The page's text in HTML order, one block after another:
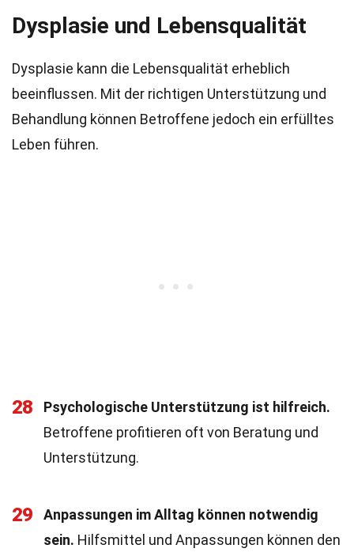
Dysplasie und Lebensqualität
Dysplasie kann die Lebensqualität erheblich
beeinflussen. Mit der richtigen Unterstützung und
Behandlung können Betroffene jedoch ein erfülltes
Leben führen.
28
Psychologische Unterstützung ist hilfreich.
Betroffene profitieren oft von Beratung und
Unterstützung.
29
Anpassungen im Alltag können notwendig
sein. Hilfsmittel und Anpassungen können den